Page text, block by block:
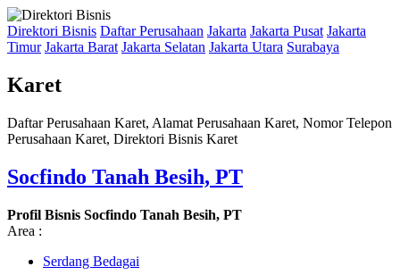
Direktori Bisnis Daftar Perusahaan Jakarta Jakarta Pusat Jakarta
Timur Jakarta Barat Jakarta Selatan Jakarta Utara Surabaya
Karet
Daftar Perusahaan Karet, Alamat Perusahaan Karet, Nomor Telepon
Perusahaan Karet, Direktori Bisnis Karet
Socfindo Tanah Besih, PT
Profil Bisnis Socfindo Tanah Besih, PT
Area :
Serdang Bedagai